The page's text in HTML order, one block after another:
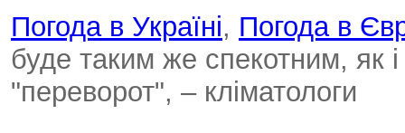
Погода в Україні, Погода в
буде таким же спекотним, як
"переворот", – кліматологи